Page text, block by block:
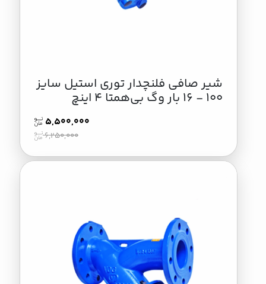
شیر صافی فلنچدار توری استیل سایز
100 - 16 بار وگ بی‌همتا 4 اینچ
5,500,000
6,250,000